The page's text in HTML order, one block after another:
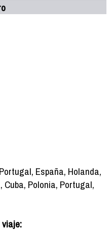
España, Holanda,
Polonia, Portugal,